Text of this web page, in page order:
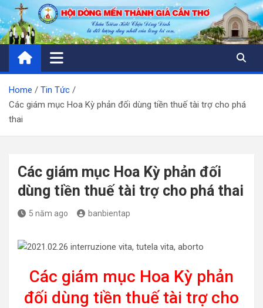
Skip
to
content
Home
Tin Tức
Các giám mục Hoa Kỳ phản đối dùng tiền thuế tài trợ cho phá
thai
Các giám mục Hoa Kỳ phản đối
dùng tiền thuế tài trợ cho phá thai
5 năm ago banbientap
Các giám mục Hoa Kỳ phản
đối dùng tiền thuế tài trợ cho